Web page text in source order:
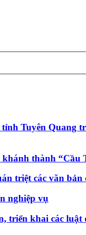
Tuyên
thành “Cầu
triệt các văn bản
nghiệp vụ
triển khai các